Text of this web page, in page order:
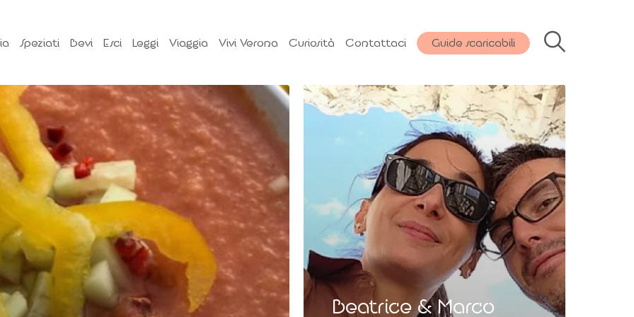
Speziati Bevi Esci Leggi Viaggia Vivi Verona Curiosità Contattaci Guide scaricabili
Beatrice & Marco